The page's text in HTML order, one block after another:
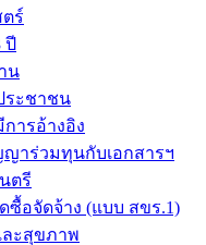
ร์
ปี
น
ระชาชน
ารอ้างอิง
าร่วมทุนกับเอกสารฯ
ตรี
ซื้อจัดจ้าง (แบบ สขร.1)
ละสุขภาพ